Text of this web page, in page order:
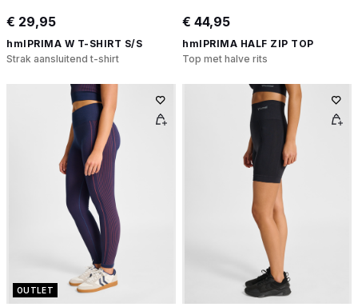
€ 29,95
hmlPRIMA W T-SHIRT S/S
Strak aansluitend t-shirt
€ 44,95
hmlPRIMA HALF ZIP TOP
Top met halve rits
OUTLET